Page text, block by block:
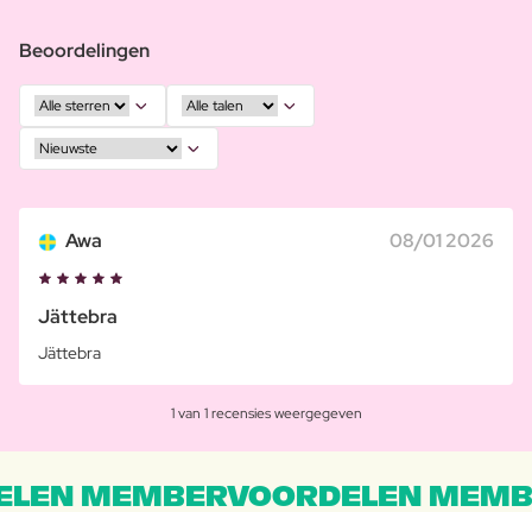
Beoordelingen
Awa 08/01 2026
Jättebra
Jättebra
1 van 1 recensies weergegeven
MEMBERVOORDELEN